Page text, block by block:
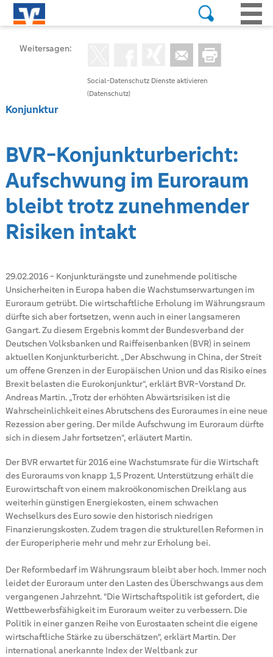
Social-Datenschutz Dienste aktivieren
(Datenschutz)
Weitersagen:
Konjunktur
BVR-Konjunkturbericht:
Aufschwung im Euroraum
bleibt trotz zunehmender
Risiken intakt
29.02.2016- Konjunkturängste und zunehmende politische
Unsicherheiten in Europa haben die Wachstumserwartungen im
Euroraum getrübt. Die wirtschaftliche Erholung im Währungsraum
dürfte sich aber fortsetzen, wenn auch in einer langsameren
Gangart. Zu diesem Ergebnis kommt der Bundesverband der
Deutschen Volksbanken und Raiffeisenbanken (BVR) in seinem
aktuellen Konjunkturbericht. „Der Abschwung in China, der Streit
um offene Grenzen in der Europäischen Union und das Risiko eines
Brexit belasten die Eurokonjunktur“, erklärt BVR-Vorstand Dr.
Andreas Martin. „Trotz der erhöhten Abwärtsrisiken ist die
Wahrscheinlichkeit eines Abrutschens des Euroraumes in eine neue
Rezession aber gering. Der milde Aufschwung im Euroraum dürfte
sich in diesem Jahr fortsetzen“, erläutert Martin.
Der BVR erwartet für 2016 eine Wachstumsrate für die Wirtschaft
des Euroraums von knapp 1,5 Prozent. Unterstützung erhält die
Eurowirtschaft von einem makroökonomischen Dreiklang aus
weiterhin günstigen Energiekosten, einem schwachen
Wechselkurs des Euro sowie den historisch niedrigen
Finanzierungskosten. Zudem tragen die strukturellen Reformen in
der Europeripherie mehr und mehr zur Erholung bei.
Der Reformbedarf im Währungsraum bleibt aber hoch. Immer noch
leidet der Euroraum unter den Lasten des Überschwangs aus dem
vergangenen Jahrzehnt. "Die Wirtschaftspolitik ist gefordert, die
Wettbewerbsfähigkeit im Euroraum weiter zu verbessern. Die
Politik in einer ganzen Reihe von Eurostaaten scheint die eigene
wirtschaftliche Stärke zu überschätzen", erklärt Martin. Der
international anerkannte Index der Weltbank zur